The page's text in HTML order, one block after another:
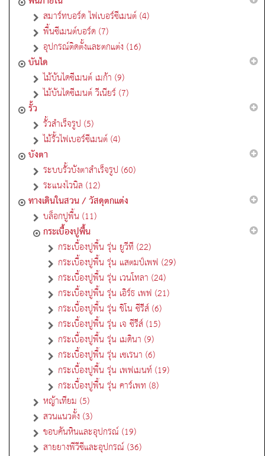
สมาร์ทบอร์ด ไฟเบอร์ซีเมนต์ (4)
พื้นซีเมนต์บอร์ด (7)
อุปกรณ์ติดตั้งและตกแต่ง (16)
บันได
ไม้บันไดซีเมนต์ เมก้า (9)
ไม้บันไดซีเมนต์ วีเนียร์ (7)
รั้ว
รั้วสำเร็จรูป (5)
ไม้รั้วไฟเบอร์ซีเมนต์ (4)
บังตา
ระบบรั้วบังตาสำเร็จรูป (60)
ระแนงไวนิล (12)
ทางเดินในสวน / วัสดุตกแต่ง
บล็อกปูพื้น (11)
กระเบื้องปูพื้น
กระเบื้องปูพื้น รุ่น ยูวีที (22)
กระเบื้องปูพื้น รุ่น แสตมป์เพฟ (29)
กระเบื้องปูพื้น รุ่น เวนโทลา (24)
กระเบื้องปูพื้น รุ่น เอิร์ธ เพฟ (21)
กระเบื้องปูพื้น รุ่น ชิโน ซีรีส์ (6)
กระเบื้องปูพื้น รุ่น เจ ซีรีส์ (15)
กระเบื้องปูพื้น รุ่น เมดินา (9)
กระเบื้องปูพื้น รุ่น เซเรนา (6)
กระเบื้องปูพื้น รุ่น เพฟเมนท์ (19)
กระเบื้องปูพื้น รุ่น คาร์เพท (8)
หญ้าเทียม (5)
สวนแนวตั้ง (3)
ขอบคันหินและอุปกรณ์ (19)
สายยางพีวีซีและอุปกรณ์ (36)